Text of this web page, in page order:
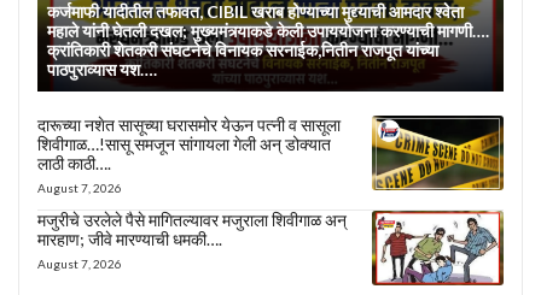
कर्जमाफी यादीतील तफावत, CIBIL खराब होण्याच्या मुद्द्याची आमदार श्वेता
महाले यांनी घेतली दखल; मुख्यमंत्र्याकडे केली उपाययोजना करण्याची मागणी….
क्रांतिकारी शेतकरी संघटनेचे विनायक सरनाईक,नितीन राजपूत यांच्या
पाठपुराव्यास यश….
दारूच्या नशेत सासूच्या घरासमोर येऊन पत्नी व सासूला
शिवीगाळ…!सासू समजून सांगायला गेली अन् डोक्यात
लाठी काठी….
August 7, 2026
मजुरीचे उरलेले पैसे मागितल्यावर मजुराला शिवीगाळ अन्
मारहाण; जीवे मारण्याची धमकी….
August 7, 2026